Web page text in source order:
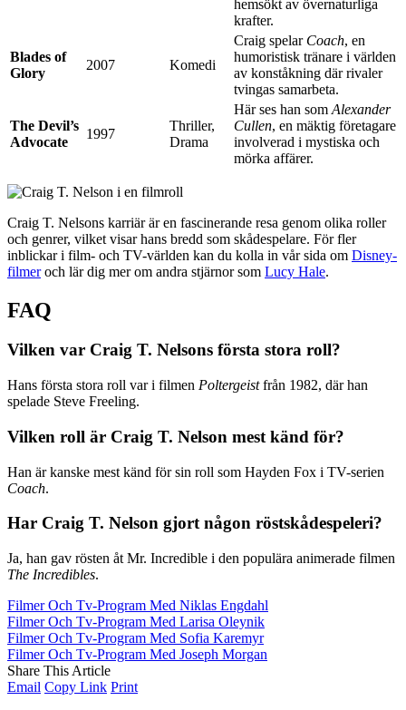
hemsökt av övernaturliga
krafter.
Blades of
Glory
2007 Komedi
Craig spelar Coach, en
humoristisk tränare i världen
av konståkning där rivaler
tvingas samarbeta.
The Devil’s
Advocate
1997
Thriller,
Drama
Här ses han som Alexander
Cullen, en mäktig företagare
involverad i mystiska och
mörka affärer.
Craig T. Nelsons karriär är en fascinerande resa genom olika roller
och genrer, vilket visar hans bredd som skådespelare. För fler
inblickar i film- och TV-världen kan du kolla in vår sida om Disney-
filmeroch lär dig mer om andra stjärnor som Lucy Hale.
FAQ
Vilken var Craig T. Nelsons första stora roll?
Hans första stora roll var i filmen Poltergeistfrån 1982, där han
spelade Steve Freeling.
Vilken roll är Craig T. Nelson mest känd för?
Han är kanske mest känd för sin roll som Hayden Fox i TV-serien
Coach.
Har Craig T. Nelson gjort någon röstskådespeleri?
Ja, han gav rösten åt Mr. Incredible i den populära animerade filmen
The Incredibles.
Filmer Och Tv-Program Med Niklas Engdahl
Filmer Och Tv-Program Med Larisa Oleynik
Filmer Och Tv-Program Med Sofia Karemyr
Filmer Och Tv-Program Med Joseph Morgan
Share This Article
Email Copy Link Print